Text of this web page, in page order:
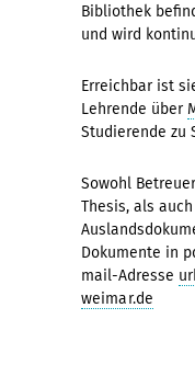
Bibliothek
und wird
Erreichbar ist
Lehrende über
Studierende zu
Sowohl
Thesis, als
Dokumente in
mail-Adresse
weimar.de